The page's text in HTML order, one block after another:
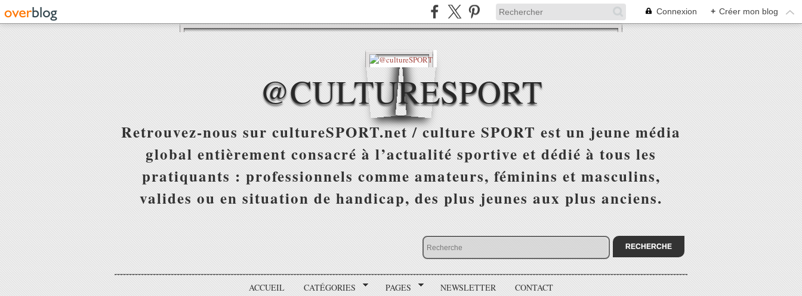
Connexion + Créer mon blog
@CULTURESPORT
Retrouvez-nous sur cultureSPORT.net / culture SPORT est un jeune média
global entièrement consacré à l’actualité sportive et dédié à tous les
pratiquants : professionnels comme amateurs, féminins et masculins,
valides ou en situation de handicap, des plus jeunes aux plus anciens.
ACCUEIL CATÉGORIES PAGES NEWSLETTER CONTACT